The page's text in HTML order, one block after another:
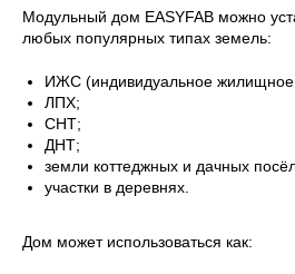
Модульный дом EASYFAB можно
любых популярных типах земель:
ИЖС (индивидуальное жилищное
ЛПХ;
СНТ;
ДНТ;
земли коттеджных и дачных
участки в деревнях.
Дом может использоваться как: